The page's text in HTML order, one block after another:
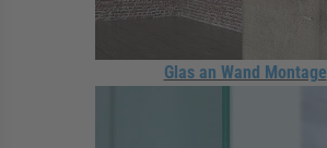
Glas an Wand Montage